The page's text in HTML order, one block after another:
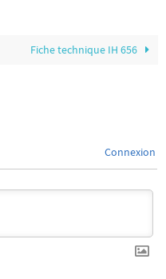
Fiche technique IH 656
Connexion